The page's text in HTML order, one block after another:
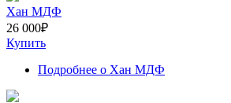
Хан МДФ
26 000₽
Купить
Подробнее о Хан МДФ